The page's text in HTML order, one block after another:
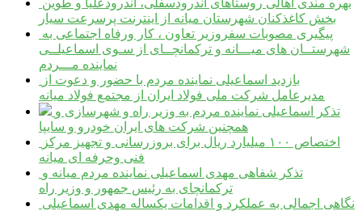
بخش کاغذکنان شهرستان میانه از اینترنت پرسرعت سیار
شهرستــان های میـــانه و ترکمانچــای از سـوی اسماعیلــی
نماینده مـــردم
مدیرعامل شرکت ملی فولاد ایران از مجتمع فولاد میانه
همچنین شرکت های ایران خودرو و سایپا
فنی وحرفه ای میانه
ترکمانچای به رئیس جمهور و وزیر راه